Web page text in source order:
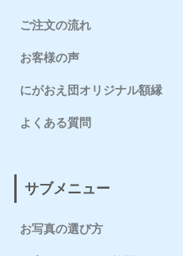
ご注文の流れ
お客様の声
にがおえ団オリジナル額縁
よくある質問
サブメニュー
お写真の選び方